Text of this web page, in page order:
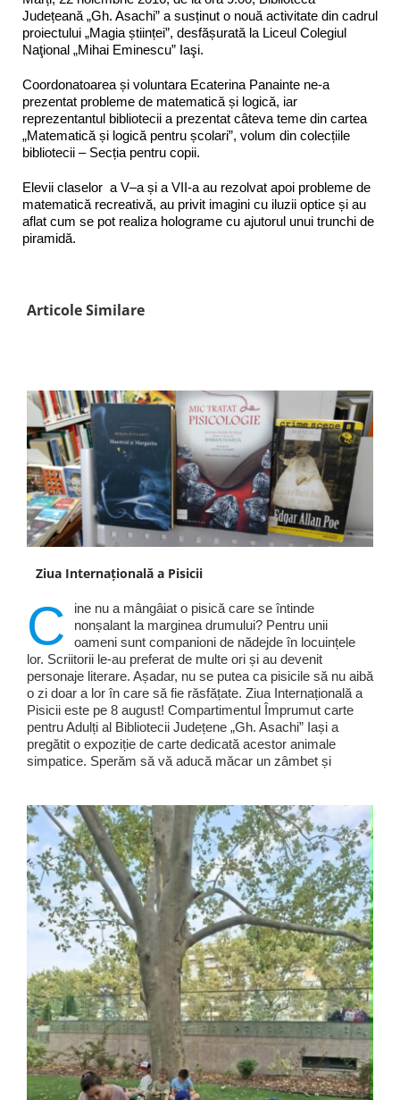
Județeană „Gh. Asachi” a susținut o nouă activitate din cadrul
proiectului „Magia științei”, desfășurată la Liceul Colegiul
Naţional „Mihai Eminescu” Iaşi.
Coordonatoarea și voluntara Ecaterina Panainte ne-a
prezentat probleme de matematică și logică, iar
reprezentantul bibliotecii a prezentat câteva teme din cartea
„Matematică și logică pentru școlari”, volum din colecțiile
bibliotecii – Secția pentru copii.
Elevii claselor a V–a și a VII-a au rezolvat apoi probleme de
matematică recreativă, au privit imagini cu iluzii optice și au
aflat cum se pot realiza holograme cu ajutorul unui trunchi de
piramidă.
Articole Similare
Ziua Internațională a Pisicii
C
ine nu a mângâiat o pisică care se întinde
nonșalant la marginea drumului? Pentru unii
oameni sunt companioni de nădejde în locuințele
lor. Scriitorii le-au preferat de multe ori și au devenit
personaje literare. Așadar, nu se putea ca pisicile să nu aibă
o zi doar a lor în care să fie răsfățate. Ziua Internațională a
Pisicii este pe 8 august! Compartimentul Împrumut carte
pentru Adulți al Bibliotecii Județene „Gh. Asachi” Iași a
pregătit o expoziție de carte dedicată acestor animale
simpatice. Sperăm să vă aducă măcar un zâmbet și